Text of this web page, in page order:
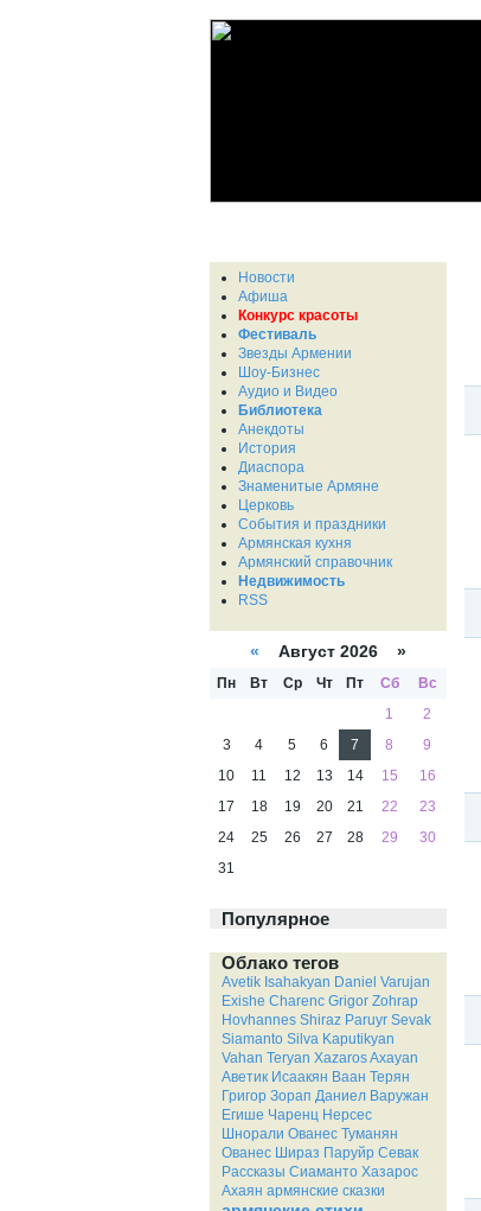
Новости
Афиша
Конкурс красоты
Фестиваль
Звезды Армении
Шоу-Бизнес
Аудио и Видео
Библиотека
Анекдоты
История
Диаспора
Знаменитые Армяне
Церковь
События и праздники
Армянская кухня
Армянский справочник
Недвижимость
RSS
« Август 2026 »
Пн Вт Ср Чт Пт Сб
Вс
1
2
3
4 5 6 7 8
9
10
11 12 13 14 15
16
17
18 19 20 21 22
23
24
25 26 27 28 29
30
31
Популярное
Облако тегов
Avetik Isahakyan Daniel Varujan
Exishe Charenc Grigor Zohrap
Hovhannes Shiraz Paruyr Sevak
Siamanto Silva Kaputikyan
Vahan Teryan Xazaros Axayan
Аветик Исаакян Ваан Терян
Григор Зорап Даниел Варужан
Егише Чаренц Нерсес
Шнорали Ованес Туманян
Ованес Шираз Паруйр Севак
Рассказы Сиаманто Хазарос
Ахаян армянские сказки